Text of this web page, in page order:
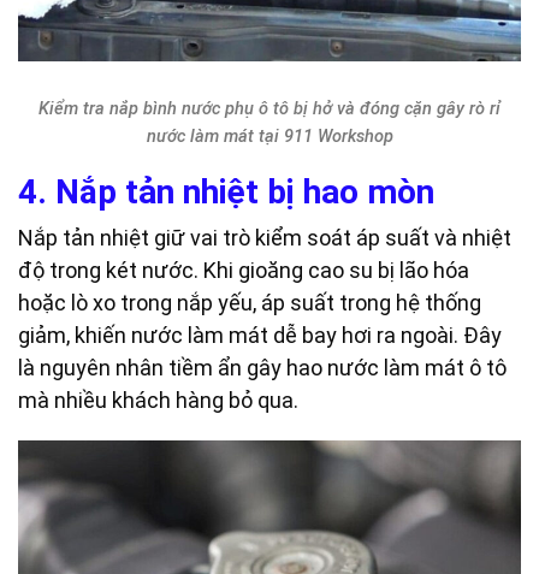
Kiểm tra nắp bình nước phụ ô tô bị hở và đóng cặn gây rò rỉ
nước làm mát tại 911 Workshop
4. Nắp tản nhiệt bị hao mòn
Nắp tản nhiệt giữ vai trò kiểm soát áp suất và nhiệt
độ trong két nước. Khi gioăng cao su bị lão hóa
hoặc lò xo trong nắp yếu, áp suất trong hệ thống
giảm, khiến nước làm mát dễ bay hơi ra ngoài. Đây
là nguyên nhân tiềm ẩn gây hao nước làm mát ô tô
mà nhiều khách hàng bỏ qua.